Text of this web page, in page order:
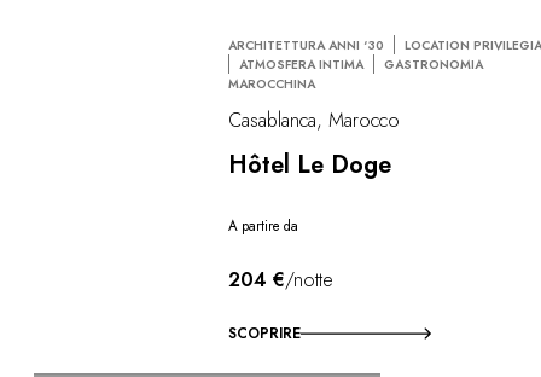
ARCHITETTURA ANNI ‘30
LOCATION
ATMOSFERA INTIMA
GASTRONOMIA
MAROCCHINA
Casablanca, Marocco
Hôtel Le Doge
A partire da
204 €/notte
SCOPRIRE